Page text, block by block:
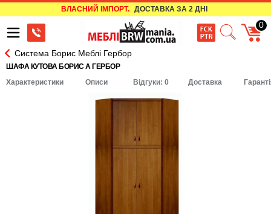
ВЛАСНИЙ ІМПОРТ. ДОСТАВКА ЗА 2 ДНІ
0
Система Борис Меблі Гербор
ШАФА КУТОВА БОРИС A ГЕРБОР
Характеристики
Описи Відгуки: 0 Доставка